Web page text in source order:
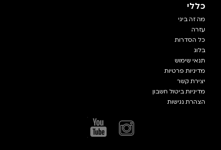
כללי
מה זה ביגי
עזרה
כל הסדרות
בלוג
תנאי שימוש
מדיניות פרטיות
יצירת קשר
מדיניות ביטול חשבון
הצהרת נגישות